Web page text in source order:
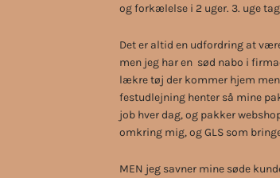
og forkælelse i 2 uger. 3. uge
Det er altid en udfordring at
men jeg har en sød nabo i
lækre tøj der kommer hjem
festudlejning henter så mine
job hver dag, og pakker
omkring mig, og GLS som
MEN jeg savner mine søde